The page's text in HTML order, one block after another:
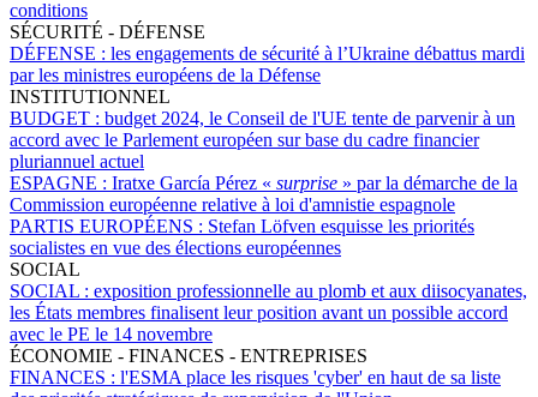
conditions
SÉCURITÉ - DÉFENSE
DÉFENSE : les engagements de sécurité à l’Ukraine débattus mardi
par les ministres européens de la Défense
INSTITUTIONNEL
BUDGET : budget 2024, le Conseil de l'UE tente de parvenir à un
accord avec le Parlement européen sur base du cadre financier
pluriannuel actuel
ESPAGNE : Iratxe García Pérez « surprise » par la démarche de la
Commission européenne relative à loi d'amnistie espagnole
PARTIS EUROPÉENS : Stefan Löfven esquisse les priorités
socialistes en vue des élections européennes
SOCIAL
SOCIAL : exposition professionnelle au plomb et aux diisocyanates,
les États membres finalisent leur position avant un possible accord
avec le PE le 14 novembre
ÉCONOMIE - FINANCES - ENTREPRISES
FINANCES : l'ESMA place les risques 'cyber' en haut de sa liste